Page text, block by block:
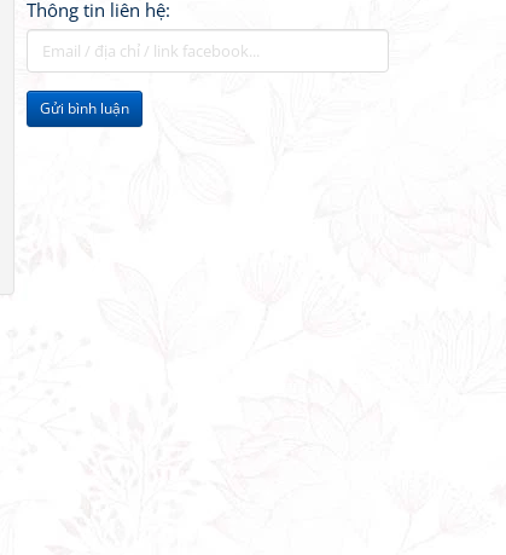
Thông tin liên hệ:
Gửi bình luận